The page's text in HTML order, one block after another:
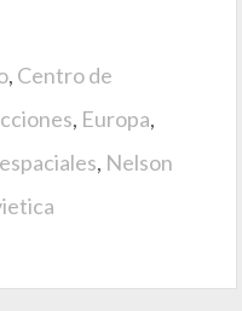
, Centro de
, Europa,
, Nelson